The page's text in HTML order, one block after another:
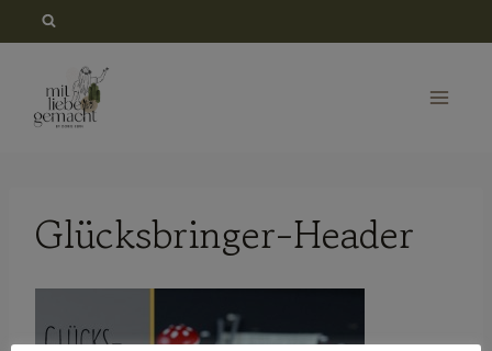
springen
Glücksbringer-Header